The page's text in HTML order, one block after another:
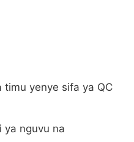
yenye sifa ya QC
ya nguvu na